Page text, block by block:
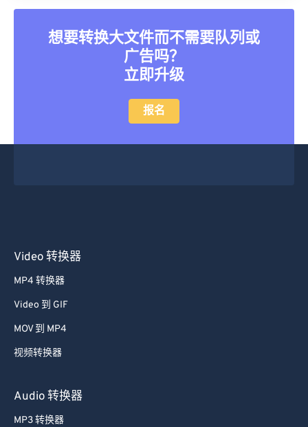
想要转换大文件而不需要队列或
广告吗？
立即升级
报名
Video 转换器
MP4 转换器
Video 到 GIF
MOV 到 MP4
视频转换器
Audio 转换器
MP3 转换器